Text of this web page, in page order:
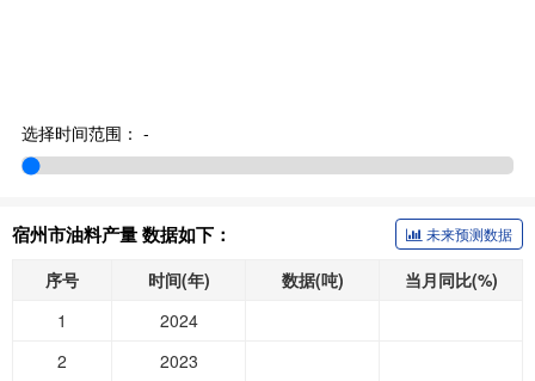
选择时间范围： -
宿州市油料产量 数据如下： 未来预测数据
序号 时间(年) 数据(吨)
当月同比(%)
1
2024
2
2023